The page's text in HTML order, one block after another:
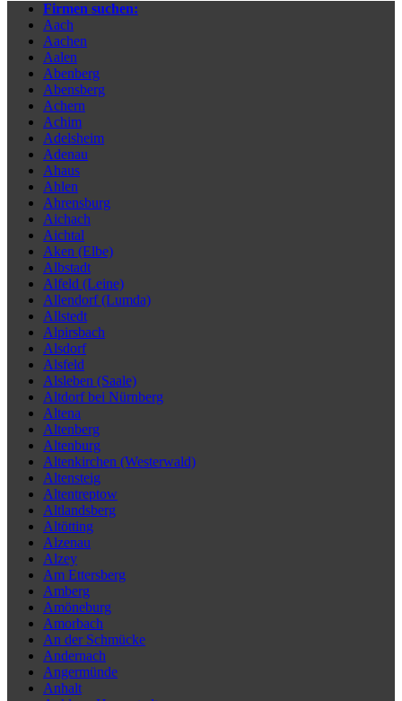
Firmen suchen:
Aach
Aachen
Aalen
Abenberg
Abensberg
Achern
Achim
Adelsheim
Adenau
Ahaus
Ahlen
Ahrensburg
Aichach
Aichtal
Aken (Elbe)
Albstadt
Alfeld (Leine)
Allendorf (Lumda)
Allstedt
Alpirsbach
Alsdorf
Alsfeld
Alsleben (Saale)
Altdorf bei Nürnberg
Altena
Altenberg
Altenburg
Altenkirchen (Westerwald)
Altensteig
Altentreptow
Altlandsberg
Altötting
Alzenau
Alzey
Am Ettersberg
Amberg
Amöneburg
Amorbach
An der Schmücke
Andernach
Angermünde
Anhalt